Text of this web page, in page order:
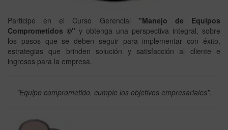
Participe en el Curso Gerencial "Manejo de Equipos
Comprometidos ©" y obtenga una perspectiva integral, sobre
los pasos que se deben seguir para implementar con éxito,
estrategias que brinden solución y satisfacción al cliente e
ingresos para la empresa.
"Equipo comprometido, cumple los objetivos empresariales”.